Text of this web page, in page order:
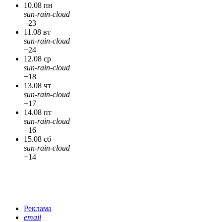
10.08 пн
sun-rain-cloud
+23
11.08 вт
sun-rain-cloud
+24
12.08 ср
sun-rain-cloud
+18
13.08 чт
sun-rain-cloud
+17
14.08 пт
sun-rain-cloud
+16
15.08 сб
sun-rain-cloud
+14
Реклама
email